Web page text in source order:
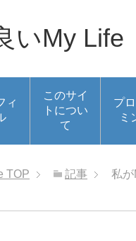
いMy Life
ィ
このサイ
トについ
て
プ
ミ
TOP 記事 私